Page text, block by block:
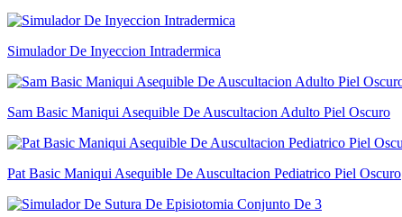
Simulador De Inyeccion Intradermica
Sam Basic Maniqui Asequible De Auscultacion Adulto Piel Oscuro
Pat Basic Maniqui Asequible De Auscultacion Pediatrico Piel Oscuro